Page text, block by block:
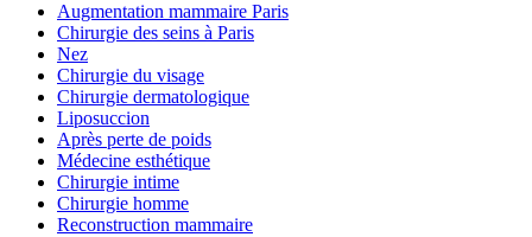
Augmentation mammaire Paris
Chirurgie des seins à Paris
Nez
Chirurgie du visage
Chirurgie dermatologique
Liposuccion
Après perte de poids
Médecine esthétique
Chirurgie intime
Chirurgie homme
Reconstruction mammaire